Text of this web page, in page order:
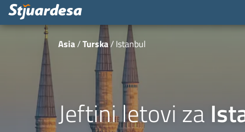
Asia Turska Istanbul
Jeftini letovi za